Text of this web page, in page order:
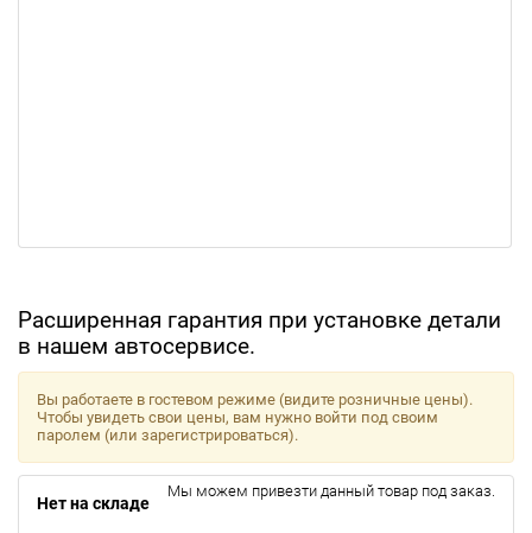
Расширенная гарантия при установке детали
в нашем автосервисе.
Вы работаете в гостевом режиме (видите розничные цены).
Чтобы увидеть свои цены, вам нужно войти под своим
паролем (или зарегистрироваться).
Нет на складе
Мы можем привезти данный товар под заказ.